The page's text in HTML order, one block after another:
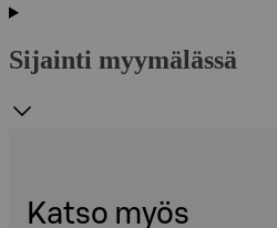
Sijainti myymälässä
Katso myös